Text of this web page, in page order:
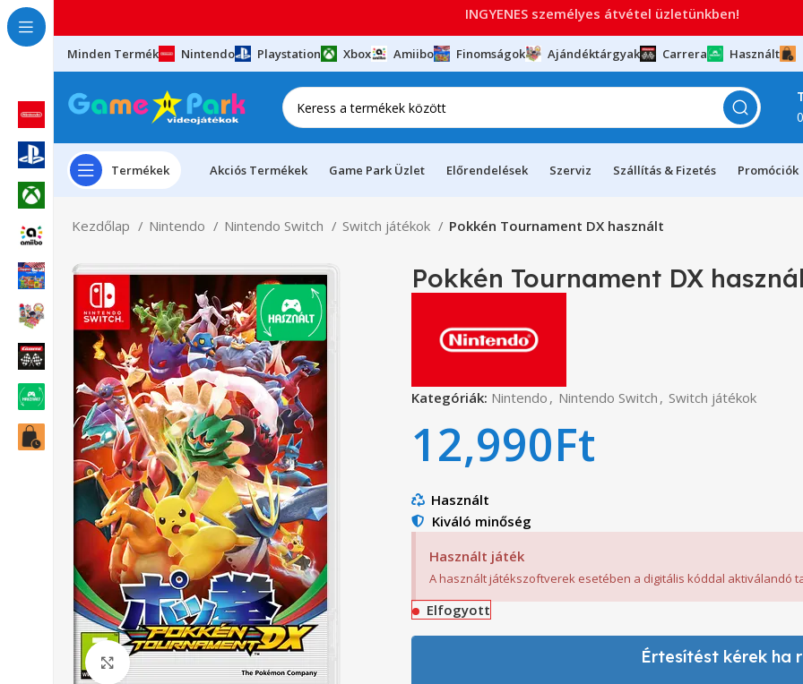
Minden Termék Nintendo Playstation Xbox Amiibo Finomságok Ajándéktárgyak Carrera Használt
Termékek Akciós Termékek Game Park Üzlet Előrendelések Szerviz Szállítás & Fizetés Promóciók
Kezdőlap Nintendo Nintendo Switch Switch játékok Pokkén Tournament DX használt
Click to enlarge
Pokkén Tournament DX
Kategóriák: Nintendo , Nintendo Switch , Switch játékok
12,990Ft
Használt
Kiváló minőség
Használt játék
A használt játékszoftverek esetében a digitális kóddal aktiválandó
Elfogyott
Értesítést kérek ha
INGYENES személyes átvétel üzletünkben!